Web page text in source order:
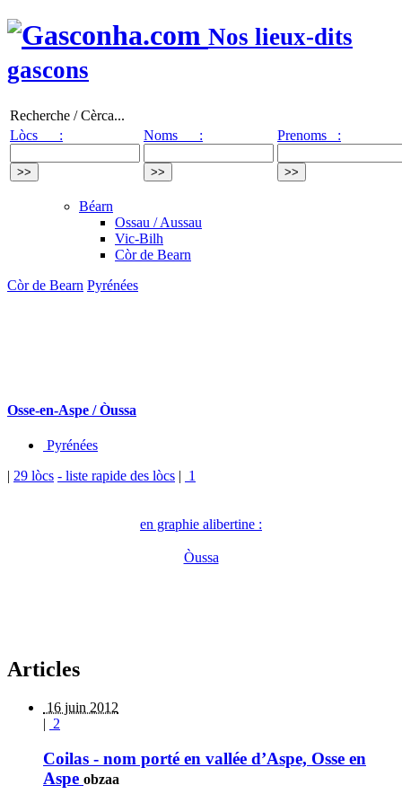
Nos lieux-dits
gascons
Recherche / Cèrca...
Lòcs :
Noms : Prenoms :
Béarn
Ossau / Aussau
Vic-Bilh
Còr de Bearn
Còr de Bearn Pyrénées
Osse-en-Aspe / Òussa
Pyrénées
| 29 lòcs - liste rapide des lòcs | 1
en graphie alibertine :
Òussa
Articles
16 juin 2012
| 2
Coilas - nom porté en vallée d’Aspe, Osse en
Aspe obzaa